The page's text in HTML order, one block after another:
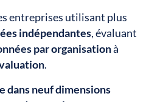
entreprises utilisant plus
indépendantes, évaluant
par organisationà
.
dans neuf dimensions